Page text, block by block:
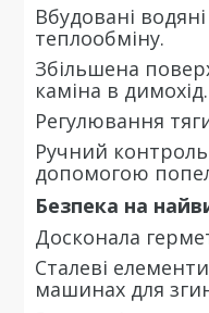
Вбудовані
теплообміну.
Збільшена
каміна в димохід.
Регулювання
Ручний
допомогою
Безпека на
Досконала
Сталеві
машинах для